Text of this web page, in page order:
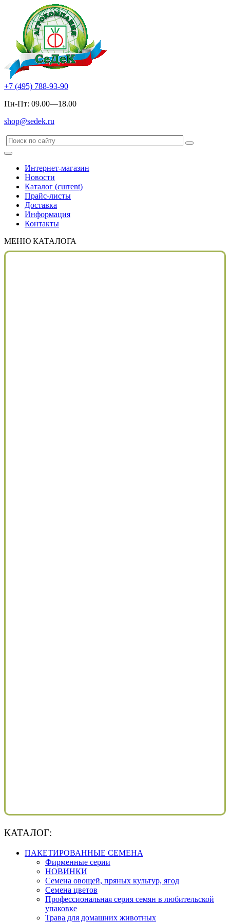
+7 (495) 788-93-90
Пн-Пт: 09.00—18.00
shop@sedek.ru
Интернет-магазин
Новости
Каталог (current)
Прайс-листы
Доставка
Информация
Контакты
МЕНЮ КАТАЛОГА
КАТАЛОГ:
ПАКЕТИРОВАННЫЕ СЕМЕНА
Фирменные серии
НОВИНКИ
Семена овощей, пряных культур, ягод
Семена цветов
Профессиональная серия семян в любительской
упаковке
Трава для домашних животных